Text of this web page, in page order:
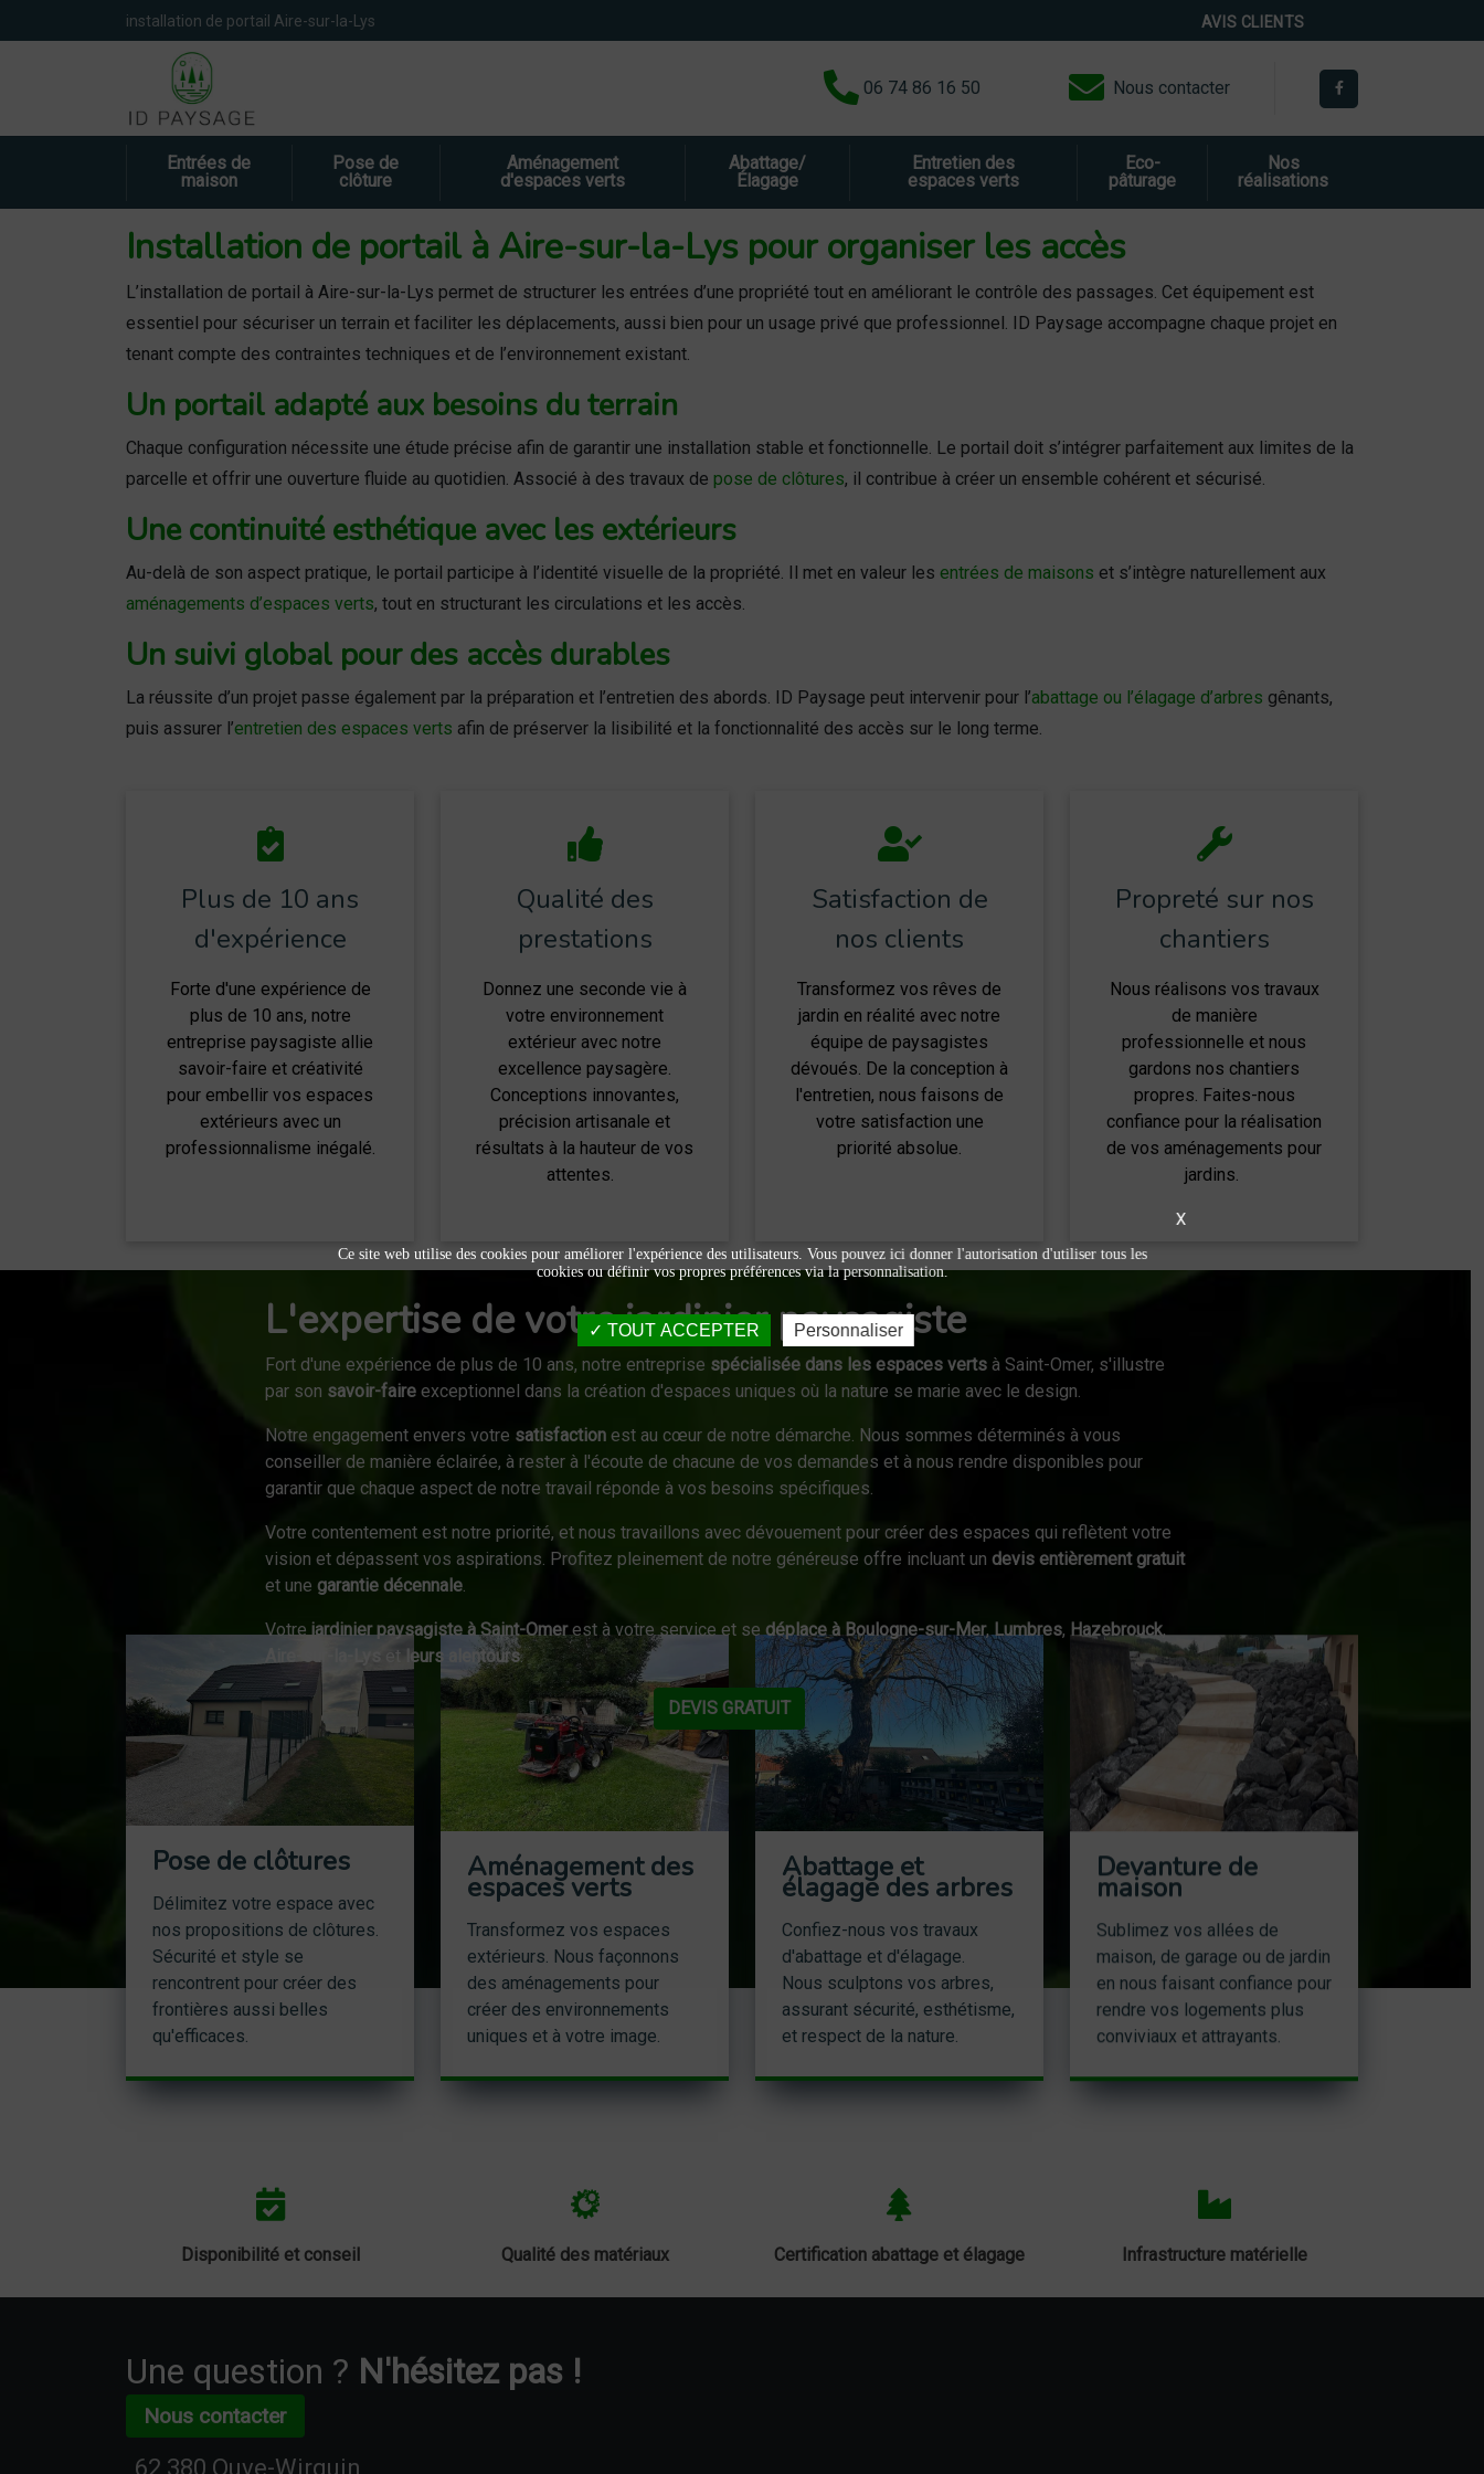
installation de portail Aire-sur-la-Lys AVIS CLIENTS
06 74 86 16 50 Nous contacter
Entrées de
maison
Pose de
clôture
Aménagement
d'espaces verts
Abattage/
Élagage
Entretien des
espaces verts
Eco-
pâturage
Nos
réalisations
Installation de portail à Aire-sur-la-Lys pour organiser les accès
L’installation de portail à Aire-sur-la-Lys permet de structurer les entrées d’une propriété tout en améliorant le contrôle des passages. Cet équipement est
essentiel pour sécuriser un terrain et faciliter les déplacements, aussi bien pour un usage privé que professionnel. ID Paysage accompagne chaque projet en
tenant compte des contraintes techniques et de l’environnement existant.
Un portail adapté aux besoins du terrain
Chaque configuration nécessite une étude précise afin de garantir une installation stable et fonctionnelle. Le portail doit s’intégrer parfaitement aux limites de la
parcelle et offrir une ouverture fluide au quotidien. Associé à des travaux de pose de clôtures, il contribue à créer un ensemble cohérent et sécurisé.
Une continuité esthétique avec les extérieurs
Au-delà de son aspect pratique, le portail participe à l’identité visuelle de la propriété. Il met en valeur les entrées de maisons et s’intègre naturellement aux
aménagements d’espaces verts, tout en structurant les circulations et les accès.
Un suivi global pour des accès durables
La réussite d’un projet passe également par la préparation et l’entretien des abords. ID Paysage peut intervenir pour l’abattage ou l’élagage d’arbres gênants,
puis assurer l’entretien des espaces verts afin de préserver la lisibilité et la fonctionnalité des accès sur le long terme.
Plus de 10 ans
d'expérience
Forte d'une expérience de
plus de 10 ans, notre
entreprise paysagiste allie
savoir-faire et créativité
pour embellir vos espaces
extérieurs avec un
professionnalisme inégalé.
Qualité des
prestations
Donnez une seconde vie à
votre environnement
extérieur avec notre
excellence paysagère.
Conceptions innovantes,
précision artisanale et
résultats à la hauteur de vos
attentes.
Satisfaction de
nos clients
Transformez vos rêves de
jardin en réalité avec notre
équipe de paysagistes
dévoués. De la conception à
l'entretien, nous faisons de
votre satisfaction une
priorité absolue.
Propreté sur nos
chantiers
Nous réalisons vos travaux
de manière
professionnelle et nous
gardons nos chantiers
propres. Faites-nous
confiance pour la réalisation
de vos aménagements pour
jardins.
L'expertise de votre jardinier paysagiste
Fort d'une expérience de plus de 10 ans, notre entreprise spécialisée dans les espaces verts à Saint-Omer, s'illustre
par son savoir-faire exceptionnel dans la création d'espaces uniques où la nature se marie avec le design.
Notre engagement envers votre satisfaction est au cœur de notre démarche. Nous sommes déterminés à vous
conseiller de manière éclairée, à rester à l'écoute de chacune de vos demandes et à nous rendre disponibles pour
garantir que chaque aspect de notre travail réponde à vos besoins spécifiques.
Votre contentement est notre priorité, et nous travaillons avec dévouement pour créer des espaces qui reflètent votre
vision et dépassent vos aspirations. Profitez pleinement de notre généreuse offre incluant un devis entièrement gratuit
et une garantie décennale.
Votrejardinier paysagiste à Saint-Omerest à votre service et sedéplace à Boulogne-sur-Mer,Lumbres, Hazebrouck,
Aire-sur-la-Lys
et leurs alentours.
DEVIS GRATUIT
Pose de clôtures
Délimitez votre espace avec
nos propositions de clôtures.
Sécurité et style se
rencontrent pour créer des
frontières aussi belles
qu'efficaces.
Aménagement des
espaces verts
Transformez vos espaces
extérieurs. Nous façonnons
des aménagements pour
créer des environnements
uniques et à votre image.
Abattage et
élagage des arbres
Confiez-nous vos travaux
d'abattage et d'élagage.
Nous sculptons vos arbres,
assurant sécurité, esthétisme,
et respect de la nature.
Devanture de
maison
Sublimez vos allées de
maison, de garage ou de jardin
en nous faisant confiance pour
rendre vos logements plus
conviviaux et attrayants.
Disponibilité et conseil Qualité des matériaux Certification abattage et élagage Infrastructure matérielle
Une question ? N'hésitez pas !
Nous contacter
62 380 Ouve-Wirquin
Panneau de gestion des cookies
X
Ce site web utilise des cookies pour améliorer l'expérience des utilisateurs. Vous pouvez ici donner l'autorisation d'utiliser tous les
cookies ou définir vos propres préférences via la personnalisation.
TOUT ACCEPTER Personnaliser